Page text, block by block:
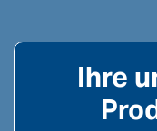
Ihre